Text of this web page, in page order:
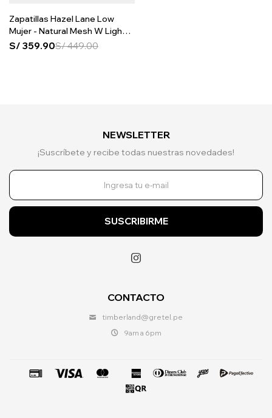
Zapatillas Hazel Lane Low
Mujer - Natural Mesh W Light
Blue
S/ 359.90S/449.00
CONTACTO
timberland@gretel.pe
9am a 6pm
NEWSLETTER
¡Suscríbete y recibe todas nuestras novedades!
SUSCRIBIRME
